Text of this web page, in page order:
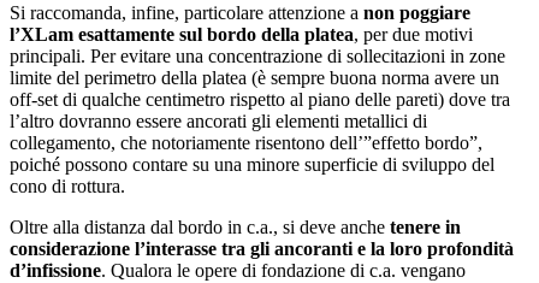
Si raccomanda, infine, particolare attenzione a non poggiare
l’XLam esattamente sul bordo della platea, per due motivi
principali. Per evitare una concentrazione di sollecitazioni in zone
limite del perimetro della platea (è sempre buona norma avere un
off-set di qualche centimetro rispetto al piano delle pareti) dove tra
l’altro dovranno essere ancorati gli elementi metallici di
collegamento, che notoriamente risentono del­l’”effetto bordo”,
poiché possono contare su una minore superficie di sviluppo del
cono di rottura.
Oltre alla distanza dal bordo in c.a., si deve anche tenere in
considerazione l’interasse tra gli anco­ranti e la loro profondità
d’infissione. Qualora le opere di fondazione di c.a. vengano